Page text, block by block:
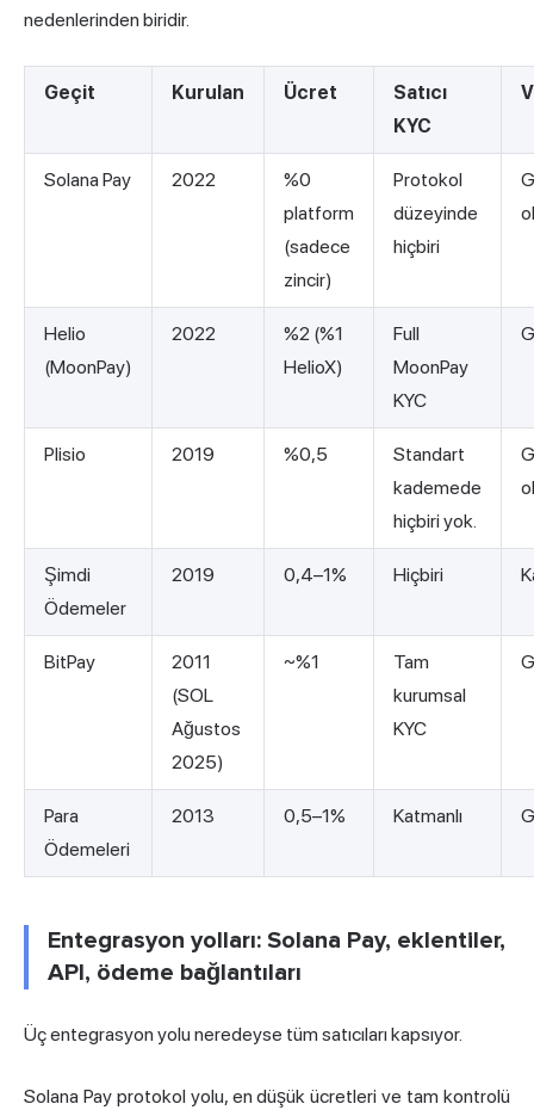
nedenlerinden biridir.
Geçit Kurulan Ücret
Satıcı
KYC
Solana Pay 2022
%0
platform
(sadece
zincir)
Protokol
düzeyinde
hiçbiri
Helio
(MoonPay)
2022
%2 (%1
HelioX)
Full
MoonPay
KYC
Plisio 2019 %0,5
Standart
kademede
hiçbiri yok.
Şimdi
Ödemeler
2019 0,4–1% Hiçbiri
BitPay
2011
(SOL
Ağustos
2025)
~%1
Tam
kurumsal
KYC
Para
Ödemeleri
2013 0,5–1% Katmanlı
Entegrasyon yolları: Solana Pay, eklentiler,
API, ödeme bağlantıları
Üç entegrasyon yolu neredeyse tüm satıcıları kapsıyor.
Solana Pay protokol yolu, en düşük ücretleri ve tam kontrolü